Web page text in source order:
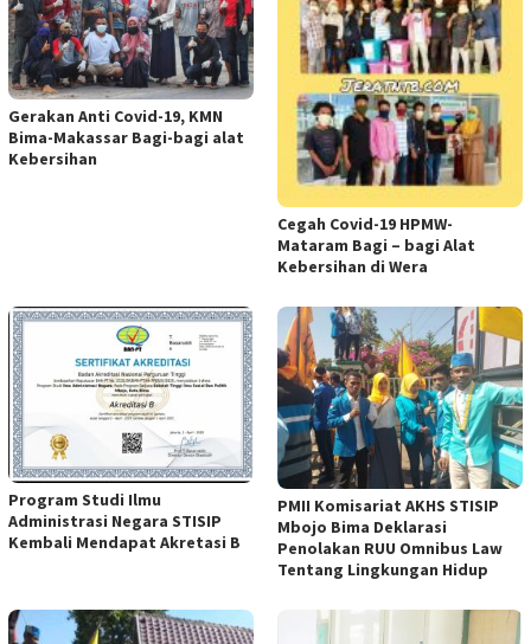
Gerakan Anti Covid-19, KMN
Bima-Makassar Bagi-bagi alat
Kebersihan
Cegah Covid-19 HPMW-
Mataram Bagi – bagi Alat
Kebersihan di Wera
Program Studi Ilmu
Administrasi Negara STISIP
Kembali Mendapat Akretasi B
PMII Komisariat AKHS STISIP
Mbojo Bima Deklarasi
Penolakan RUU Omnibus Law
Tentang Lingkungan Hidup